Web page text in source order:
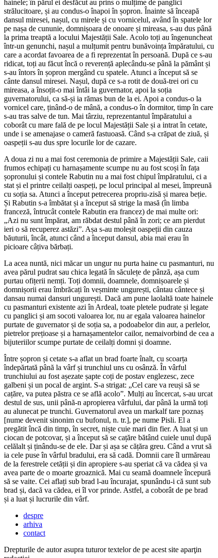
hainele; în părul ei desfăcut au prins o mulțime de panglici
strălucitoare, și au condus-o înapoi în șopron. Înainte să înceapă
dansul miresei, nașul, cu mirele și cu vornicelul, având în spatele lor
pe nașa de cununie, domnișoara de onoare și mireasa, s-au dus până
la prima treaptă a locului Majestății Sale. Acolo toți au îngenuncheat
într-un genunchi, nașul a mulțumit pentru bunăvoința împăratului, cu
care a acordat favoarea de a fi reprezentat în persoană. După ce s-au
ridicat, toți au făcut încă o reverență aplecându-se până la pământ și
s-au întors în șopron mergând cu spatele. Atunci a început să se
cânte dansul miresei. Nașul, după ce s-a rotit de două-trei ori cu
mireasa, a însoțit-o mai întâi la guvernator, apoi la soția
guvernatorului, ca să-și ia rămas bun de la ei. Apoi a condus-o la
vornicel care, ținând-o de mână, a condus-o în dormitor, timp în care
s-au tras salve de tun. Mai târziu, reprezentantul împăratului a
coborât cu mare fală de pe locul Majestății Sale și a intrat în cetate,
unde i se amenajase o cameră fastuoasă. Când s-a crăpat de ziuă, și
oaspeții s-au dus spre locurile lor de cazare.
A doua zi nu a mai fost ceremonia de primire a Majestății Sale, caii
frumos echipați cu harnașamente scumpe nu au fost scoși în fața
șopronului și contele Rabutin nu a mai fost chipul împăratului, ci a
stat și el printre ceilalți oaspeți, pe locul principal al mesei, împreună
cu soția sa. Atunci a început petrecerea propriu-zisă și marea beție.
Și Rabutin s-a îmbătat și a început să strige la masă (în limba
franceză, întrucât contele Rabutin era francez) de mai multe ori:
„Azi nu sunt împărat, am răbdat destul până în zori; ce am pierdut
ieri o să recuperez astăzi”. Așa s-au moleșit oaspeții din cauza
băuturii, încât, atunci când a început dansul, abia mai erau în
picioare câțiva bărbați.
La acea nuntă, nici măcar un ungur nu purta haine cu pasmanturi, nu
avea părul pudrat sau chica legată în săculețe de pânză, așa cum
purtau ofițerii nemți. Toți domnii, doamnele, domnișoarele și
domnișorii erau îmbrăcați în veșminte ungurești, cântau cântece și
dansau numai dansuri ungurești. Dacă am pune laolaltă toate hainele
cu pasmanturi existente azi în Ardeal, toate pletele pudrate și legate
cu panglici și am socoti valoarea lor, nu ar egala valoarea hainelor
purtate de guvernator și de soția sa, a podoabelor din aur, a perlelor,
pietrelor prețioase și a harnașamentelor cailor, nemaivorbind de cea a
bijuteriilor scumpe purtate de ceilalți domni și doamne.
Între șopron și cetate s-a aflat un brad foarte înalt, cu scoarța
îndepărtată până la vârf și trunchiul uns cu osânză. În vârful
trunchiului au fost așezate șapte coți de postav englezesc, zece
galbeni și un pocal de argint. S-a strigat: „Cel care va reuși să se
cațăre, va putea păstra ce se află acolo”. Mulți au încercat, s-au urcat
destul de sus, unii până-n apropierea vârfului, dar până la urmă toți
au alunecat pe trunchi. Guvernatorul avea un markalf tare poznaș
[nume devenit sinonim cu bufonul, n. tr.], pe nume Pisli. El a
pregătit încă din timp, în secret, niște cuie mari din fier. A luat și un
ciocan de potcovar, și a început să se cațăre bătând cuiele unul după
celălalt și ținându-se de ele. Dar și așa se cățăra greu. Când a vrut să
ia cele puse în vârful bradului, era să cadă. Domnii care îl urmăreau
de la ferestrele cetății și din apropiere s-au speriat că va cădea și va
avea parte de o moarte groaznică. Mai cu seamă doamnele începură
să se vaite. Cei aflați sub brad l-au încurajat, spunându-i că sunt sub
brad și, dacă va cădea, ei îl vor prinde. Astfel, a coborât de pe brad
și a luat și lucrurile din vârf.
despre
arhiva
contact
Drepturile de autor asupra tuturor textelor de pe acest site aparţin